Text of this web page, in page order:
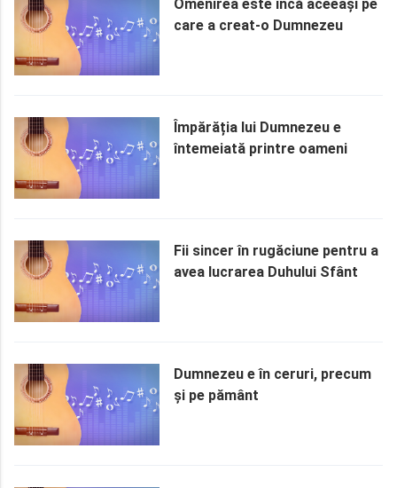
Omenirea este încă aceeași pe
care a creat-o Dumnezeu
Împărăția lui Dumnezeu e
întemeiată printre oameni
Fii sincer în rugăciune pentru a
avea lucrarea Duhului Sfânt
Dumnezeu e în ceruri, precum
și pe pământ